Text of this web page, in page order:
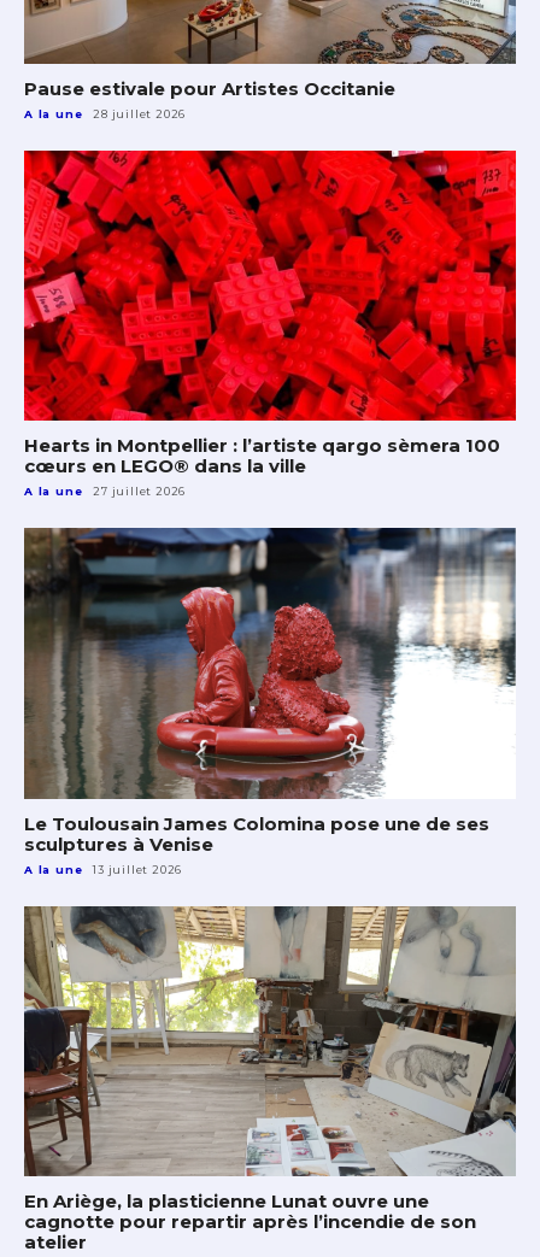
Pause estivale pour Artistes Occitanie
A la une 28 juillet 2026
Hearts in Montpellier : l’artiste qargo sèmera 100
cœurs en LEGO® dans la ville
A la une 27 juillet 2026
Le Toulousain James Colomina pose une de ses
sculptures à Venise
A la une 13 juillet 2026
En Ariège, la plasticienne Lunat ouvre une
cagnotte pour repartir après l’incendie de son
atelier